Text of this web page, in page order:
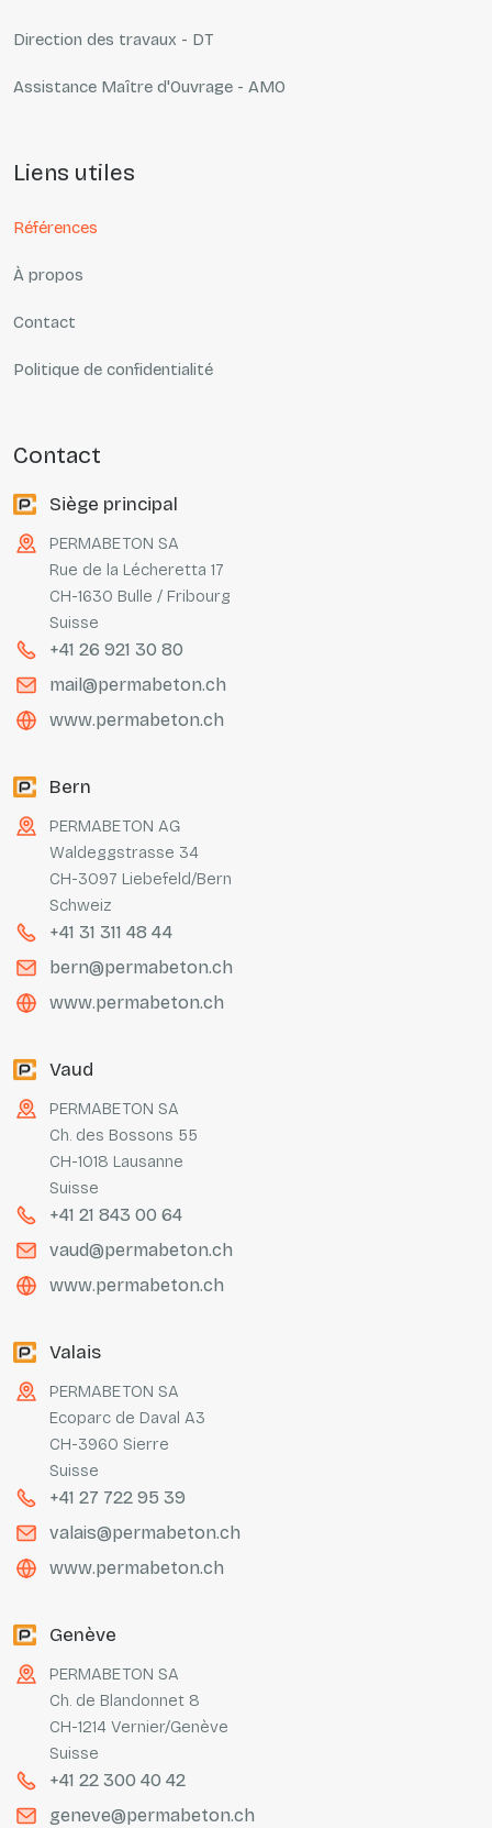
Direction des travaux - DT
Assistance Maître d'Ouvrage - AMO
liens utiles
Références
À propos
Contact
Politique de confidentialité
contact
Siège principal
PERMABETON SA
Rue de la Lécheretta 17
CH-1630 Bulle / Fribourg
Suisse
+41 26 921 30 80
mail@permabeton.ch
www.permabeton.ch
Bern
PERMABETON AG
Waldeggstrasse 34
CH-3097 Liebefeld/Bern
Schweiz
+41 31 311 48 44
bern@permabeton.ch
www.permabeton.ch
Vaud
PERMABETON SA
Ch. des Bossons 55
CH-1018 Lausanne
Suisse
+41 21 843 00 64
vaud@permabeton.ch
www.permabeton.ch
Valais
PERMABETON SA
Ecoparc de Daval A3
CH-3960 Sierre
Suisse
+41 27 722 95 39
valais@permabeton.ch
www.permabeton.ch
Genève
PERMABETON SA
Ch. de Blandonnet 8
CH-1214 Vernier/Genève
Suisse
+41 22 300 40 42
geneve@permabeton.ch